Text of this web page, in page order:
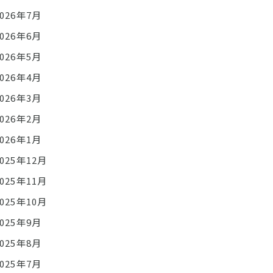
年7月
年6月
年5月
年4月
年3月
年2月
年1月
年12月
年11月
年10月
年9月
年8月
年7月